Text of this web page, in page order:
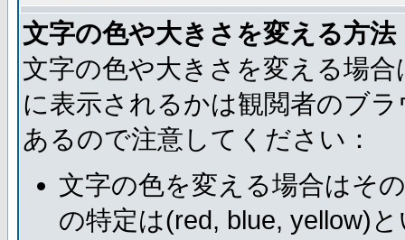
文字の色や大きさを変える方法
文字の色や大きさを変える場
に表示されるかは観閲者のブ
あるので注意してください：
文字の色を変える場合はそ
の特定は(red, blue, yellow)